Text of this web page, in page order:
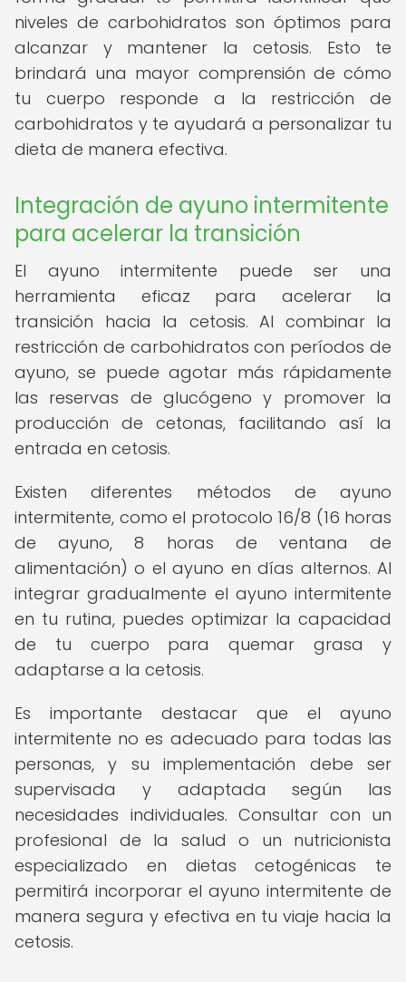
niveles de carbohidratos son óptimos para
alcanzar y mantener la cetosis. Esto te
brindará una mayor comprensión de cómo
tu cuerpo responde a la restricción de
carbohidratos y te ayudará a personalizar tu
dieta de manera efectiva.
Integración de ayuno intermitente
para acelerar la transición
El ayuno intermitente puede ser una
herramienta eficaz para acelerar la
transición hacia la cetosis. Al combinar la
restricción de carbohidratos con períodos de
ayuno, se puede agotar más rápidamente
las reservas de glucógeno y promover la
producción de cetonas, facilitando así la
entrada en cetosis.
Existen diferentes métodos de ayuno
intermitente, como el protocolo 16/8 (16 horas
de ayuno, 8 horas de ventana de
alimentación) o el ayuno en días alternos. Al
integrar gradualmente el ayuno intermitente
en tu rutina, puedes optimizar la capacidad
de tu cuerpo para quemar grasa y
adaptarse a la cetosis.
Es importante destacar que el ayuno
intermitente no es adecuado para todas las
personas, y su implementación debe ser
supervisada y adaptada según las
necesidades individuales. Consultar con un
profesional de la salud o un nutricionista
especializado en dietas cetogénicas te
permitirá incorporar el ayuno intermitente de
manera segura y efectiva en tu viaje hacia la
cetosis.